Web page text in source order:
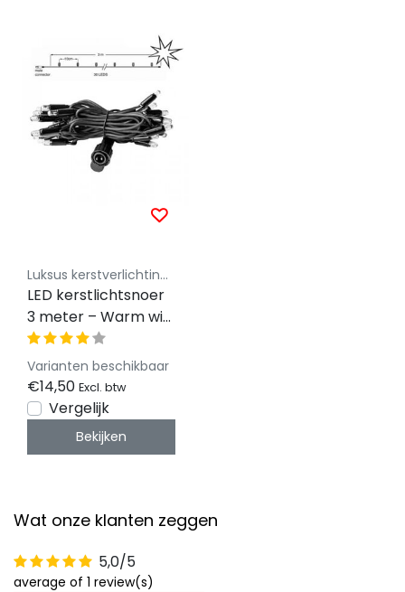
Luksus kerstverlichting koppelbaar 230V
LED kerstlichtsnoer
3 meter – Warm wit
2400K + flits – Zwart
snoer – 230V
systeem (IP65)
Varianten beschikbaar
€14,50 Excl. btw
Vergelijk
Bekijken
Wat onze klanten zeggen
5,0/5
average of 1 review(s)